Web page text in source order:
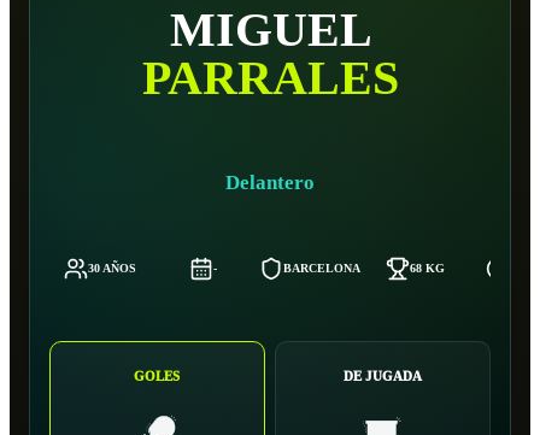
MIGUEL
PARRALES
Delantero
30 AÑOS - BARCELONA 68 KG
GOLES DE JUGADA